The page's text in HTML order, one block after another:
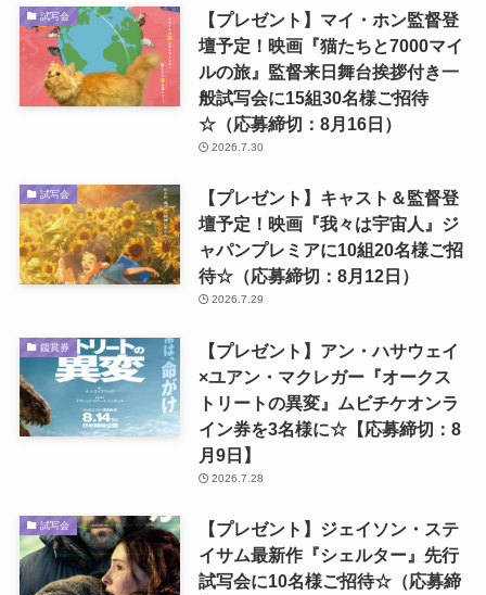
試写会
【プレゼント】マイ・ホン監督登
壇予定！映画『猫たちと7000マイ
ルの旅』監督来日舞台挨拶付き一
般試写会に15組30名様ご招待
☆（応募締切：8月16日）
2026.7.30
試写会
【プレゼント】キャスト＆監督登
壇予定！映画『我々は宇宙人』ジ
ャパンプレミアに10組20名様ご招
待☆（応募締切：8月12日）
2026.7.29
鑑賞券
【プレゼント】アン・ハサウェイ
×ユアン・マクレガー『オークス
トリートの異変』ムビチケオンラ
イン券を3名様に☆【応募締切：8
月9日】
2026.7.28
試写会
【プレゼント】ジェイソン・ステ
イサム最新作『シェルター』先行
試写会に10名様ご招待☆（応募締